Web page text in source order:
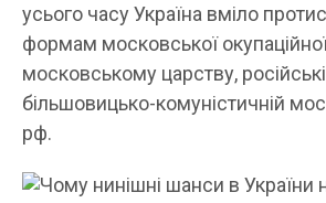
усього часу Україна вміло
формам московської
московському царству,
більшовицько-комуністичній
рф.
Чому нинішні шанси в України